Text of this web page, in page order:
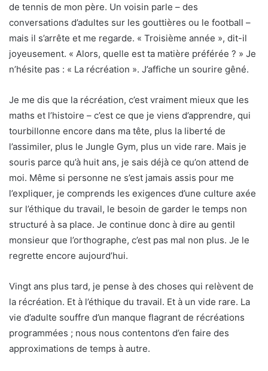
de tennis de mon père. Un voisin parle – des
conversations d’adultes sur les gouttières ou le football –
mais il s’arrête et me regarde. « Troisième année », dit-il
joyeusement. « Alors, quelle est ta matière préférée ? » Je
n’hésite pas : « La récréation ». J’affiche un sourire gêné.
Je me dis que la récréation, c’est vraiment mieux que les
maths et l’histoire – c’est ce que je viens d’apprendre, qui
tourbillonne encore dans ma tête, plus la liberté de
l’assimiler, plus le Jungle Gym, plus un vide rare. Mais je
souris parce qu’à huit ans, je sais déjà ce qu’on attend de
moi. Même si personne ne s’est jamais assis pour me
l’expliquer, je comprends les exigences d’une culture axée
sur l’éthique du travail, le besoin de garder le temps non
structuré à sa place. Je continue donc à dire au gentil
monsieur que l’orthographe, c’est pas mal non plus. Je le
regrette encore aujourd’hui.
Vingt ans plus tard, je pense à des choses qui relèvent de
la récréation. Et à l’éthique du travail. Et à un vide rare. La
vie d’adulte souffre d’un manque flagrant de récréations
programmées ; nous nous contentons d’en faire des
approximations de temps à autre.